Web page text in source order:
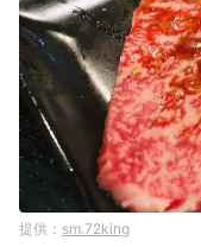
sm.72king